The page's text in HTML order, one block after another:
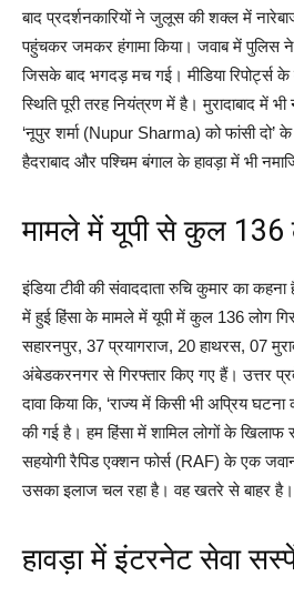
बाद प्रदर्शनकारियों ने जुलूस की शक्ल में
पहुंचकर जमकर हंगामा किया। जवाब में पुलिस ने
जिसके बाद भगदड़ मच गई। मीडिया रिपोर्ट्स
स्थिति पूरी तरह नियंत्रण में है। मुरादाबाद में
‘नूपुर शर्मा (Nupur Sharma) को फांसी दो’
हैदराबाद और पश्चिम बंगाल के हावड़ा में भी
मामले में यूपी से कुल 136
इंडिया टीवी की संवाददाता रुचि कुमार का
में हुई हिंसा के मामले में यूपी में कुल 136 लोग
सहारनपुर, 37 प्रयागराज, 20 हाथरस, 07
अंबेडकरनगर से गिरफ्तार किए गए हैं। उत्तर
दावा किया कि, ‘राज्य में किसी भी अप्रिय
की गई है। हम हिंसा में शामिल लोगों के खिलाफ
सहयोगी रैपिड एक्शन फोर्स (RAF) के एक
उसका इलाज चल रहा है। वह खतरे से बाहर
हावड़ा में इंटरनेट सेवा